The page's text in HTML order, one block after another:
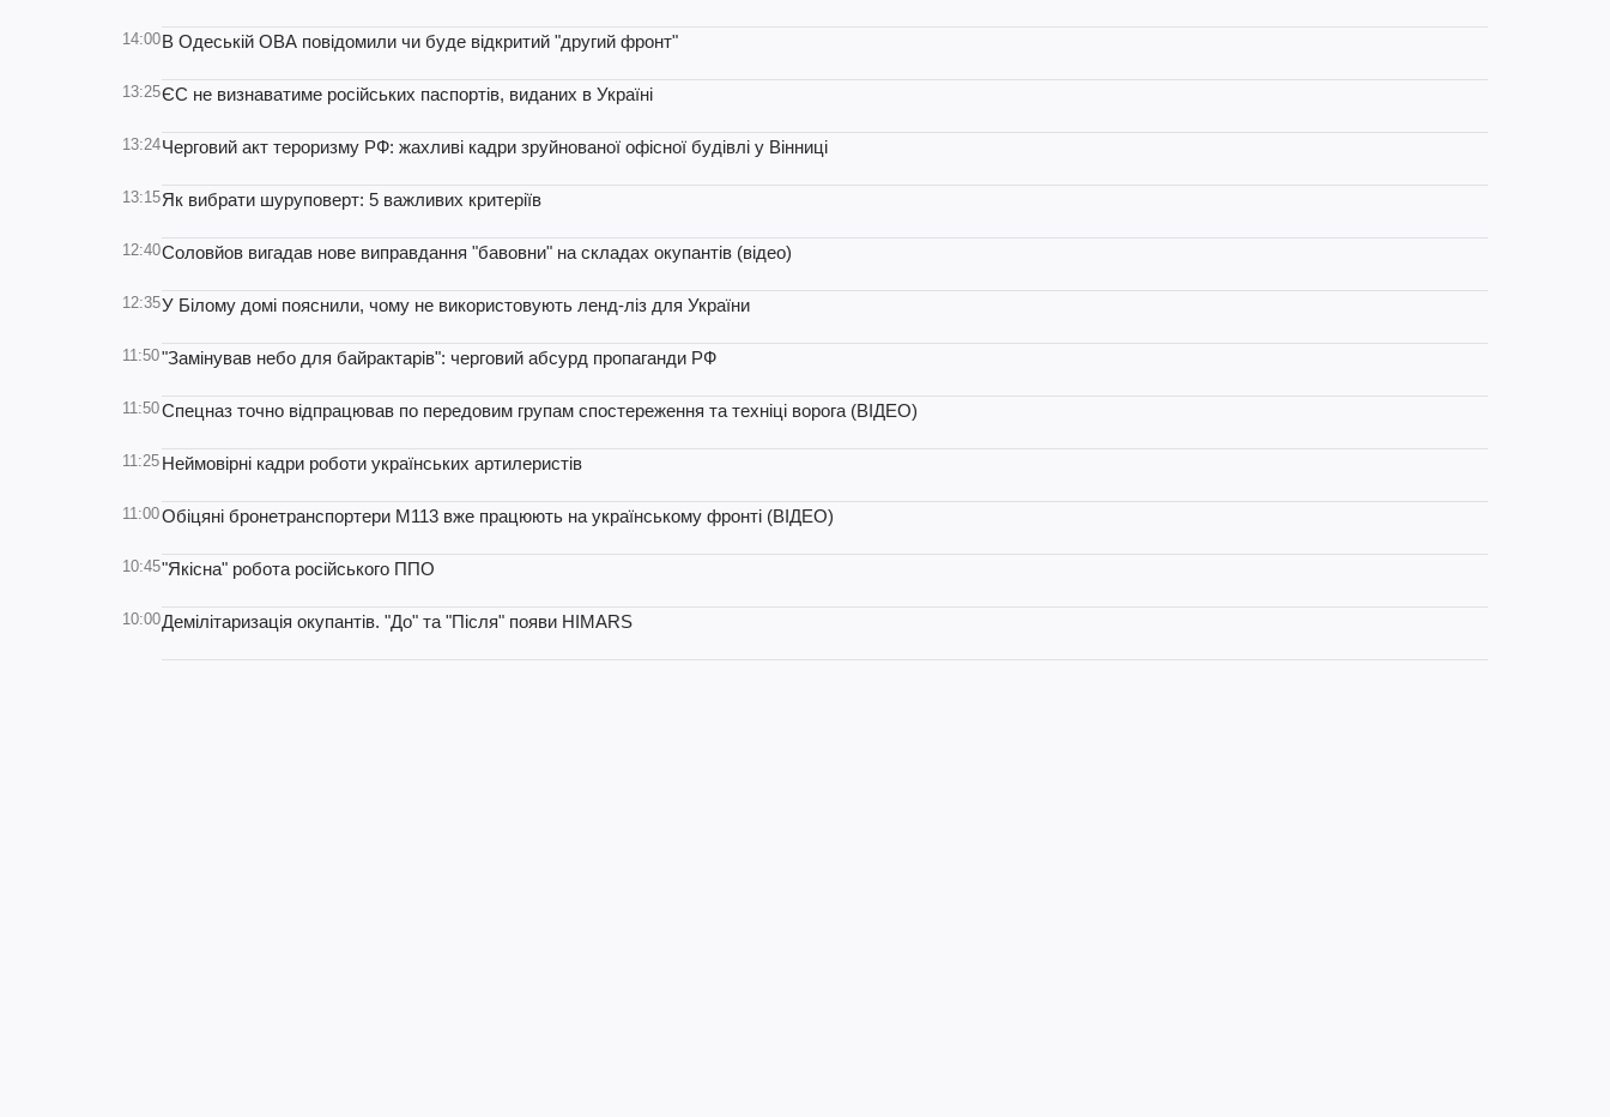
14:00В Одеській ОВА повідомили чи буде відкритий "другий фронт"
13:25ЄС не визнаватиме російських паспортів, виданих в Україні
13:24Черговий акт тероризму РФ: жахливі кадри зруйнованої офісної будівлі у Вінниці
13:15Як вибрати шуруповерт: 5 важливих критеріїв
12:40Соловйов вигадав нове виправдання "бавовни" на складах окупантів (відео)
12:35У Білому домі пояснили, чому не використовують ленд-ліз для України
11:50"Замінував небо для байрактарів": черговий абсурд пропаганди РФ
11:50Спецназ точно відпрацював по передовим групам спостереження та техніці ворога (ВІДЕО)
11:25 Неймовірні кадри роботи українських артилеристів
11:00Обіцяні бронетранспортери М113 вже працюють на українському фронті (ВІДЕО)
10:45"Якісна" робота російського ППО
10:00Демілітаризація окупантів. "До" та "Після" появи HIMARS